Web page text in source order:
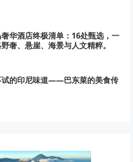
华酒店终极清单：16处甄选，一
奢、悬崖、海景与人文精粹。
试的印尼味道——巴东菜的美食传